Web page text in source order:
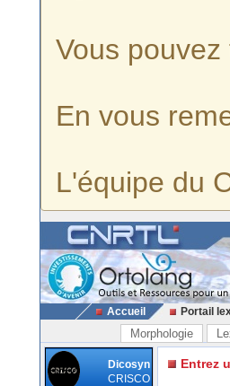
Vous
En vous
L'équipe du
Accueil Portail
Morphologie
Dicosyn
CRISCO
Entrez